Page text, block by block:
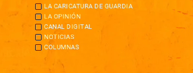
LA CARICATURA DE GUARDIA
LA OPINIÓN
CANAL DIGITAL
NOTICIAS
COLUMNAS